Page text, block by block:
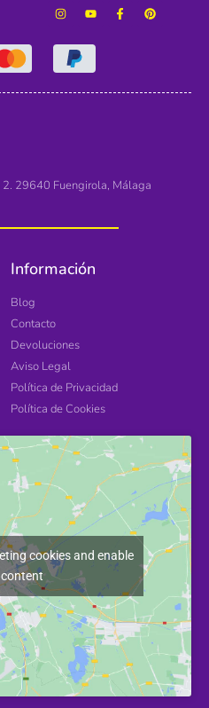
29640 Fuengirola, Málaga
Información
Blog
Contacto
Devoluciones
Aviso Legal
Política de Privacidad
Política de Cookies
cookies and enable